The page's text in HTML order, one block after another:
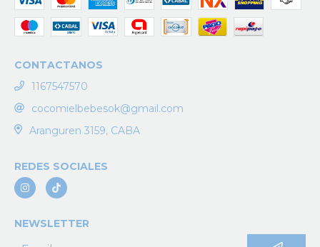
CONTACTANOS
1167547570
cocomielbebesok@gmail.com
Aranguren 3159, CABA
REDES SOCIALES
NEWSLETTER